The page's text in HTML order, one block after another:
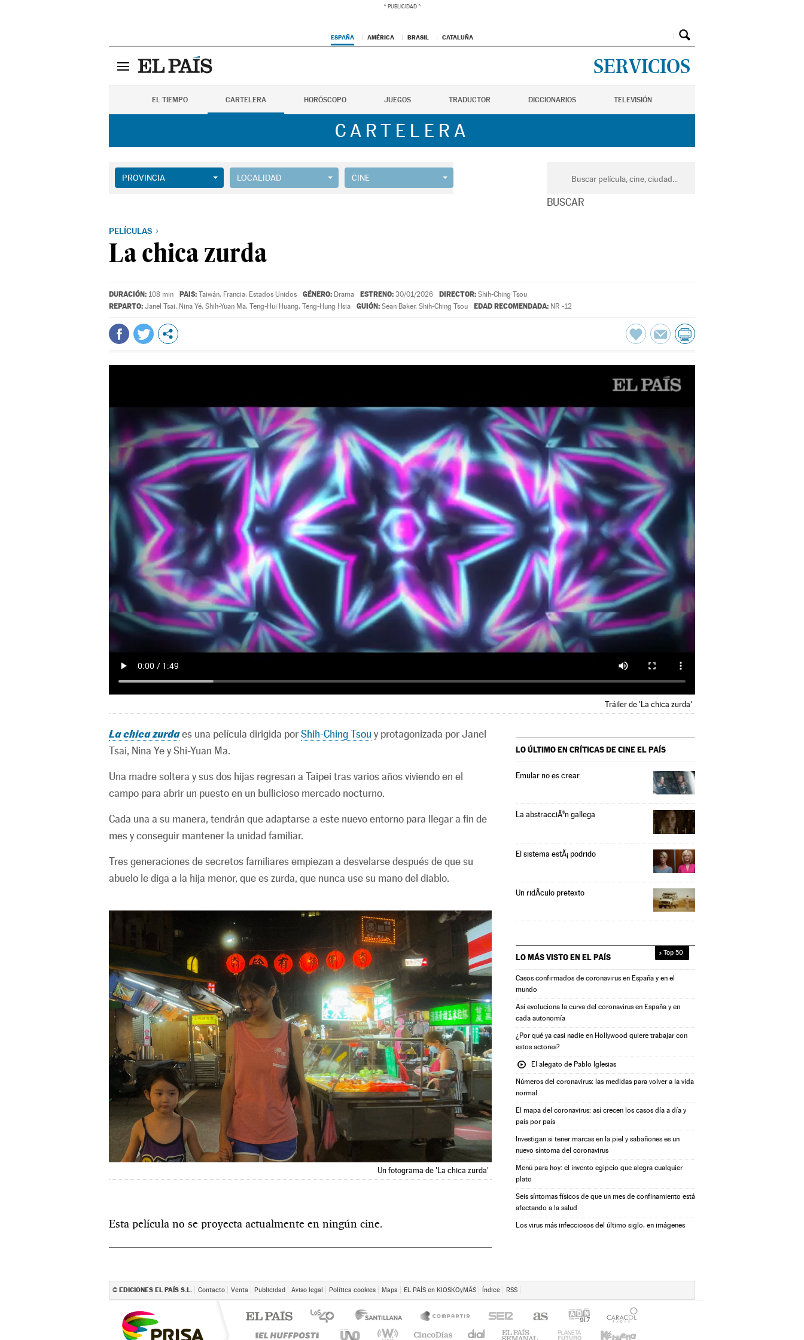
ESPAÑA AMÉRICA BRASIL CATALUÑA
SERVICIOS
EL TIEMPO CARTELERA HORÓSCOPO JUEGOS TRADUCTOR DICCIONARIOS TELEVISIÓN
CARTELERA
PROVINCIA LOCALIDAD CINE
PELÍCULAS
La chica zurda
DURACIÓN: 108 min PAIS: Taiwán, Francia, Estados Unidos GÉNERO: Drama ESTRENO: 30/01/2026 DIRECTOR: Shih-Ching Tsou
REPARTO: Janel Tsai, Nina Yé, Shih-Yuan Ma, Teng-Hui Huang, Teng-Hung Hsia GUIÓN: Sean Baker, Shih-Ching Tsou EDAD RECOMENDADA: NR -12
Tráiler de 'La chica zurda'
La chica zurdaes una película dirigida por Shih-Ching Tsou y protagonizada por Janel
Tsai, Nina Ye y Shi-Yuan Ma.
Una madre soltera y sus dos hijas regresan a Taipei tras varios años viviendo en el
campo para abrir un puesto en un bullicioso mercado nocturno.
Cada una a su manera, tendrán que adaptarse a este nuevo entorno para llegar a fin de
mes y conseguir mantener la unidad familiar.
Tres generaciones de secretos familiares empiezan a desvelarse después de que su
abuelo le diga a la hija menor, que es zurda, que nunca use su mano del diablo.
Un fotograma de 'La chica zurda'
Esta película no se proyecta actualmente en ningún cine.
LO ÚLTIMO EN CRÍTICAS DE CINEEL PAÍS
Emular no es crear
La abstracciÃ³n gallega
El sistema estÃ¡ podrido
Un ridÃ­culo pretexto
LO MÁS VISTO EN EL PAÍS » Top 50
Casos confirmados de coronavirus en España y en el
mundo
Así evoluciona la curva del coronavirus en España y en
cada autonomía
¿Por qué ya casi nadie en Hollywood quiere trabajar con
estos actores?
El alegato de Pablo Iglesias
Números del coronavirus: las medidas para volver a la vida
normal
El mapa del coronavirus: así crecen los casos día a día y
país por país
Investigan si tener marcas en la piel y sabañones es un
nuevo síntoma del coronavirus
Menú para hoy: el invento egipcio que alegra cualquier
plato
Seis síntomas físicos de que un mes de confinamiento está
afectando a la salud
Los virus más infecciosos del último siglo, en imágenes
© EDICIONES EL PAÍS S.L. Contacto Venta Publicidad Aviso legal Política cookies Mapa EL PAÍS en KIOSKOyMÁS Índice RSS